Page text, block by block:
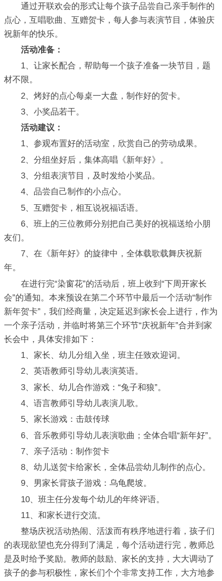
通过开联欢会的形式让每个孩子品尝自己亲手制作的
点心，互唱歌曲、互赠贺卡，每人参与表演节目，体验庆
祝新年的快乐。
活动准备：
1、让家长配合，帮助每一个孩子准备一块节目，题
材不限。
2、烤好的点心每桌一大盘，制作好的贺卡。
3、小奖品若干。
活动建议：
1、参观布置好的活动室，欣赏自己的劳动成果。
2、分组坐好后，集体高唱《新年好》。
3、分组表演节目，及时发给小奖品。
4、品尝自己制作的小点心。
5、互赠贺卡，相互说祝福话语。
6、班上的三位教师分别把自己美好的祝福送给小朋
友们。
7、在《新年好》的旋律中，全体载歌载舞庆祝新
年。
在进行完“染窗花”的活动后，班上收到“下周开家长
会”的通知。本来预设在第二个环节中最后一个活动“制作
新年贺卡”，我们经商量，决定延迟到家长会上进行，作为
一个亲子活动，并临时将第三个环节“庆祝新年”合并到家
长会中，具体安排如下：
1、家长、幼儿分组入坐，班主任致欢迎词。
2、英语教师引导幼儿表演英语。
3、家长、幼儿合作游戏：“兔子和狼”。
4、语言教师引导幼儿表演儿歌。
5、家长游戏：击鼓传球
6、音乐教师引导幼儿表演歌曲；全体合唱“新年好”。
7、亲子活动：制作贺卡
8、幼儿送贺卡给家长，全体品尝幼儿制作的点心。
9、男家长背孩子游戏：乌龟爬坡。
10、班主任分发每个幼儿的年终评语。
11、和家长进行交流。
整场庆祝活动热闹、活泼而有秩序地进行着，孩子们
的表现欲望也充分得到了满足，每个活动进行完，教师总
是及时给予奖励。教师的鼓励、家长的支持，大大调动了
孩子的参与积极性，家长们个个非常支持工作，大方地参